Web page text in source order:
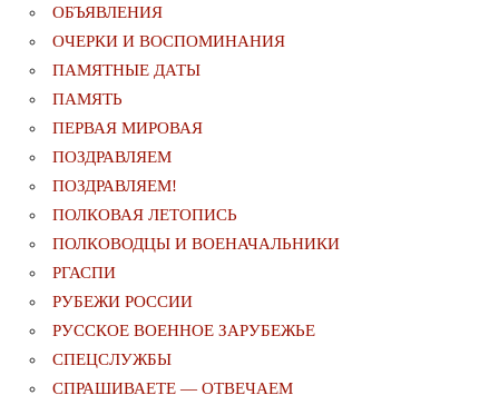
ОБЪЯВЛЕНИЯ
ОЧЕРКИ И ВОСПОМИНАНИЯ
ПАМЯТНЫЕ ДАТЫ
ПАМЯТЬ
ПЕРВАЯ МИРОВАЯ
ПОЗДРАВЛЯЕМ
ПОЗДРАВЛЯЕМ!
ПОЛКОВАЯ ЛЕТОПИСЬ
ПОЛКОВОДЦЫ И ВОЕНАЧАЛЬНИКИ
РГАСПИ
РУБЕЖИ РОССИИ
РУССКОЕ ВОЕННОЕ ЗАРУБЕЖЬЕ
СПЕЦСЛУЖБЫ
СПРАШИВАЕТЕ — ОТВЕЧАЕМ